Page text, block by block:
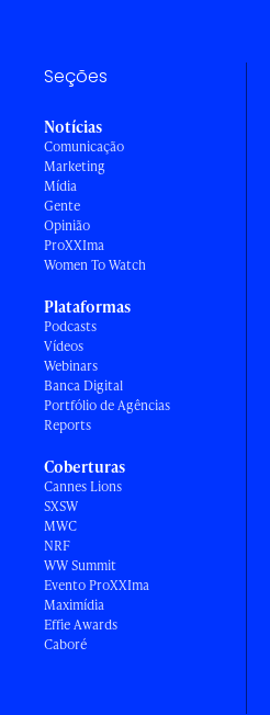
Seções
Notícias
Comunicação
Marketing
Mídia
Gente
Opinião
ProXXIma
Women To Watch
Plataformas
Podcasts
Vídeos
Webinars
Banca Digital
Portfólio de Agências
Reports
Coberturas
Cannes Lions
SXSW
MWC
NRF
WW Summit
Evento ProXXIma
Maximídia
Effie Awards
Caboré